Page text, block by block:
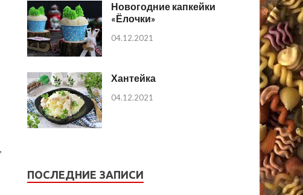
Новогодние капкейки
«Ёлочки»
04.12.2021
Хантейка
04.12.2021
ПОСЛЕДНИЕ ЗАПИСИ